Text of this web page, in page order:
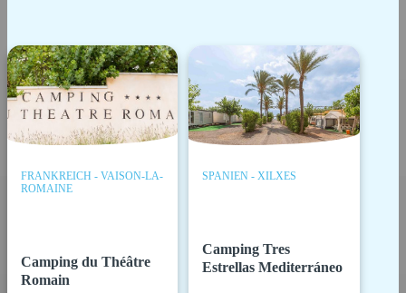
FRANKREICH - VAISON-LA-
ROMAINE
Camping du Théâtre
Romain
SPANIEN - XILXES
Camping Tres
Estrellas Mediterráneo